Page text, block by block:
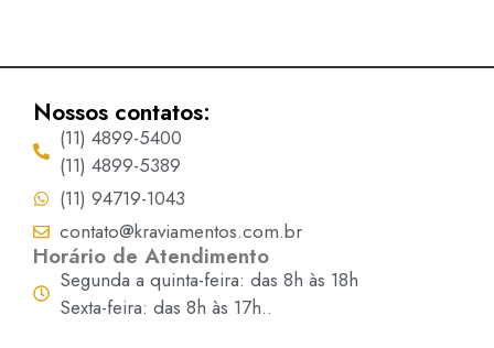
Nossos contatos:
(11) 4899-5400
(11) 4899-5389
(11) 94719-1043
contato@kraviamentos.com.br
Horário de Atendimento
Segunda a quinta-feira: das 8h às 18h
Sexta-feira: das 8h às 17h..